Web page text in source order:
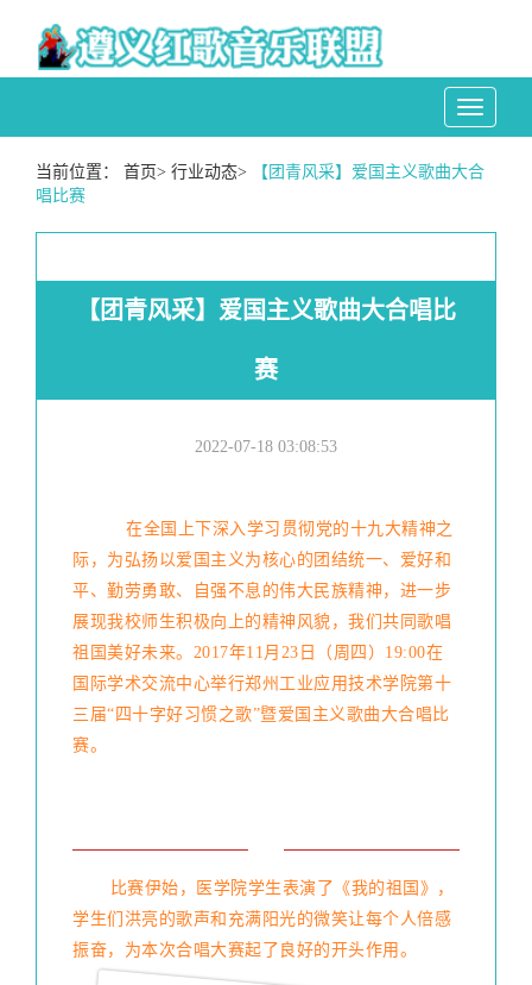
Toggle
当前位置： 首页> 行业动态>
【团青风采】爱国主义歌曲大合
唱比赛
【团青风采】爱国主义歌曲大合唱比
赛
2022-07-18 03:08:53
在全国上下深入学习贯彻党的十九大精神之
际，为弘扬以爱国主义为核心的团结统一、爱好和
平、勤劳勇敢、自强不息的伟大民族精神，进一步
展现我校师生积极向上的精神风貌，我们共同歌唱
祖国美好未来。2017年11月23日（周四）19:00在
国际学术交流中心举行郑州工业应用技术学院第十
三届“四十字好习惯之歌”暨爱国主义歌曲大合唱比
赛。
比赛伊始，医学院学生表演了《我的祖国》，
学生们洪亮的歌声和充满阳光的微笑让每个人倍感
振奋，为本次合唱大赛起了良好的开头作用。